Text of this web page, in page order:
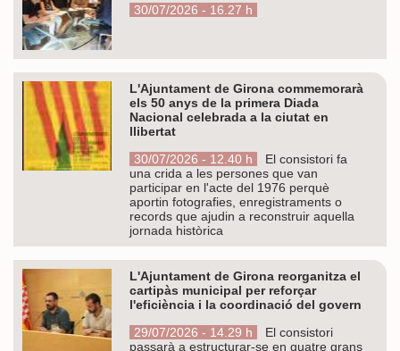
30/07/2026 - 16.27 h
L'Ajuntament de Girona commemorarà
els 50 anys de la primera Diada
Nacional celebrada a la ciutat en
llibertat
30/07/2026 - 12.40 h
El consistori fa
una crida a les persones que van
participar en l'acte del 1976 perquè
aportin fotografies, enregistraments o
records que ajudin a reconstruir aquella
jornada històrica
L'Ajuntament de Girona reorganitza el
cartipàs municipal per reforçar
l'eficiència i la coordinació del govern
29/07/2026 - 14.29 h
El consistori
passarà a estructurar-se en quatre grans